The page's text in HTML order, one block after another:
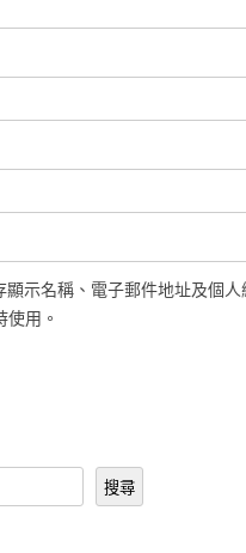
顯示名稱、電子郵件地址及個人
用。
搜尋